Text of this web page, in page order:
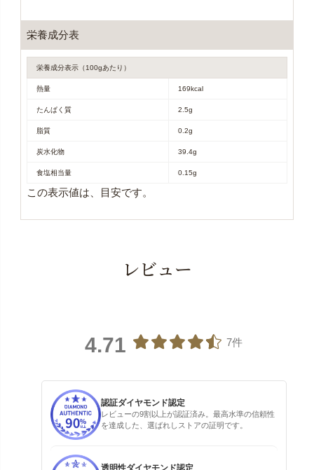
栄養成分表
栄養成分表示（100gあたり）
熱量 169kcal
たんぱく質 2.5g
脂質 0.2g
炭水化物 39.4g
食塩相当量 0.15g
この表示値は、目安です。
レビュー
4.71 7件
認証ダイヤモンド認定
レビューの9割以上が認証済み。最高水準の信頼性
を達成した、選ばれしストアの証明です。